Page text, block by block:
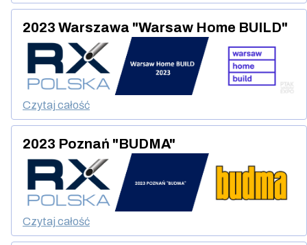
2023 Warszawa "Warsaw Home BUILD"
Czytaj całość
2023 Poznań "BUDMA"
Czytaj całość